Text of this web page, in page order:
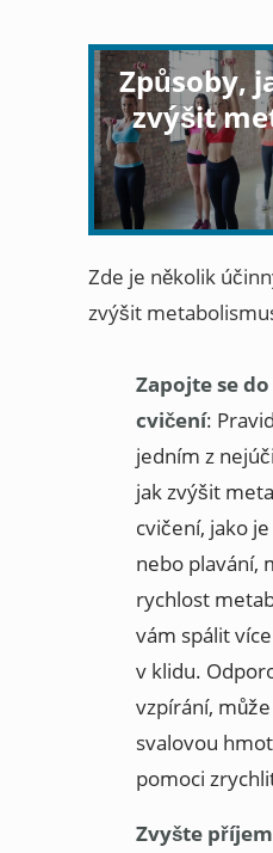
Způsoby,
zvýšit
Zde je několik
zvýšit
Zapojte se
cvičení:
jedním z
jak zvýšit
cvičení, jako
nebo plavání,
rychlost
vám spálit
v klidu.
vzpírání,
svalovou
pomoci
Zvyšte